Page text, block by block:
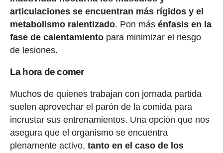
articulaciones se encuentran más rígidos y el
metabolismo ralentizado. Pon más énfasis en la
fase de calentamientopara minimizar el riesgo
de lesiones.
La hora de comer
Muchos de quienes trabajan con jornada partida
suelen aprovechar el parón de la comida para
incrustar sus entrenamientos. Una opción que nos
asegura que el organismo se encuentra
plenamente activo, tanto en el caso de los